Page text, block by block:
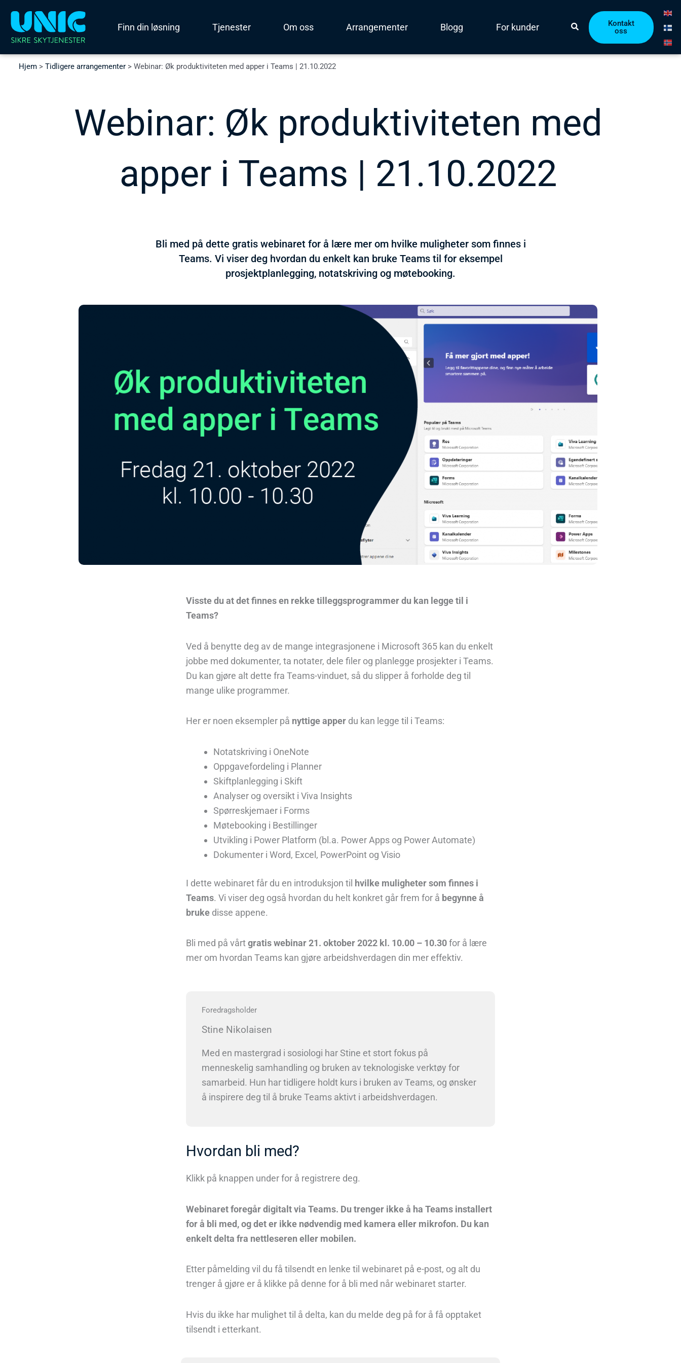
rett
Finn din løsning Tjenester Om oss Arrangementer Blogg For kunder
Kontakt
oss
Hjem> Tidligere arrangementer> Webinar: Øk produktiviteten med apper i Teams | 21.10.2022
Webinar: Øk produktiviteten med
apper i Teams | 21.10.2022
Bli med på dette gratis webinaret for å lære mer om hvilke muligheter som finnes i
Teams. Vi viser deg hvordan du enkelt kan bruke Teams til for eksempel
prosjektplanlegging, notatskriving og møtebooking.
Visste du at det finnes en rekke tilleggsprogrammer du kan legge til i
Teams?
Ved å benytte deg av de mange integrasjonene i Microsoft 365 kan du enkelt
jobbe med dokumenter, ta notater, dele filer og planlegge prosjekter i Teams.
Du kan gjøre alt dette fra Teams-vinduet, så du slipper å forholde deg til
mange ulike programmer.
Her er noen eksempler på nyttige apper du kan legge til i Teams:
Notatskriving i OneNote
Oppgavefordeling i Planner
Skiftplanlegging i Skift
Analyser og oversikt i Viva Insights
Spørreskjemaer i Forms
Møtebooking i Bestillinger
Utvikling i Power Platform (bl.a. Power Apps og Power Automate)
Dokumenter i Word, Excel, PowerPoint og Visio
I dette webinaret får du en introduksjon til hvilke muligheter som finnes i
Teams. Vi viser deg også hvordan du helt konkret går frem for å begynne å
bruke disse appene.
Bli med på vårtgratis webinar 21. oktober 2022 kl. 10.00 – 10.30for å lære
mer om hvordan Teams kan gjøre arbeidshverdagen din mer effektiv.
Foredragsholder
Stine Nikolaisen
Med en mastergrad i sosiologi har Stine et stort fokus på
menneskelig samhandling og bruken av teknologiske verktøy for
samarbeid. Hun har tidligere holdt kurs i bruken av Teams, og ønsker
å inspirere deg til å bruke Teams aktivt i arbeidshverdagen.
Hvordan bli med?
Klikk på knappen under for å registrere deg.
Webinaret foregår digitalt via Teams. Du trenger ikke å ha Teams installert
for å bli med, og det er ikke nødvendig med kamera eller mikrofon. Du kan
enkelt delta fra nettleseren eller mobilen.
Etter påmelding vil du få tilsendt en lenke til webinaret på e-post, og alt du
trenger å gjøre er å klikke på denne for å bli med når webinaret starter.
Hvis du ikke har mulighet til å delta, kan du melde deg på for å få opptaket
tilsendt i etterkant.